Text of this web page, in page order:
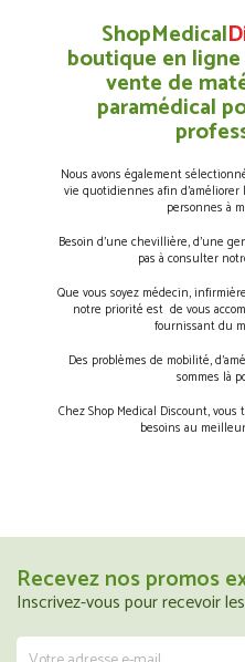
ShopMedical
boutique en
vente de
paramédical
Nous avons également
vie quotidiennes afin
personnes à
Besoin d’une chevillière, d’une
pas à consulter
Que vous soyez médecin,
notre priorité est de vous
fournissant du
Des problèmes de mobilité,
sommes là
Chez Shop Medical Discount,
besoins au
Recevez nos promos
Inscrivez-vous pour recevoir